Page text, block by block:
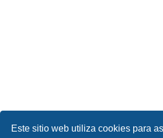
Este sitio web utiliza cookies para